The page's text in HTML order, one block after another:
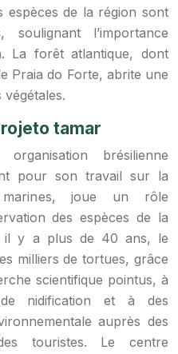
espèces de la région sont
soulignant l’importance
La forêt atlantique, dont
Praia do Forte, abrite une
végétales.
tamar
brésilienne
pour son travail sur la
joue un rôle
des espèces de la
il y a plus de 40 ans, le
milliers de tortues, grâce
scientifique pointus, à
nidification et à des
auprès des
touristes. Le centre